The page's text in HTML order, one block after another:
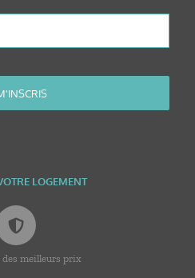
LOGEMENT
des meilleurs prix